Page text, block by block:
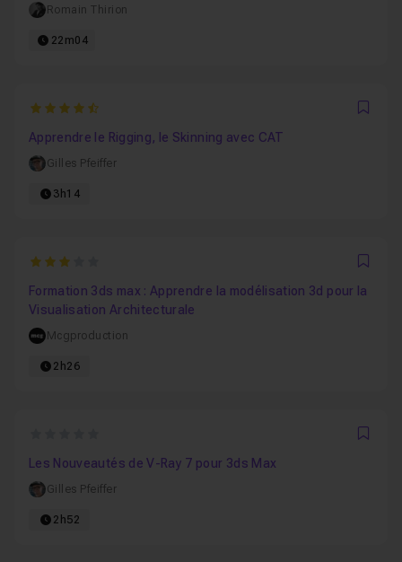
Romain Thirion
22m04
4.5384615384615
Apprendre le Rigging, le Skinning avec CAT
Gilles Pfeiffer
3h14
3
Formation 3ds max : Apprendre la modélisation 3d pour la
Visualisation Architecturale
Mcgproduction
2h26
Les Nouveautés de V-Ray 7 pour 3ds Max
Gilles Pfeiffer
2h52